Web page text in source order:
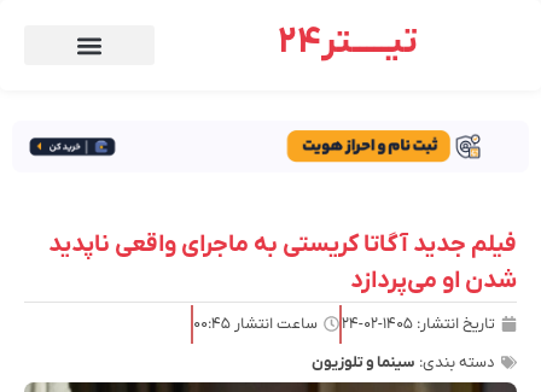
تیـــــتر24
فیلم جدید آگاتا کریستی به ماجرای واقعی ناپدید
شدن او می‌پردازد
تاریخ انتشار: ۱۴۰۵-۰۲-۲۴ ساعت انتشار ۰۰:۴۵
دسته بندی: سینما و تلوزیون